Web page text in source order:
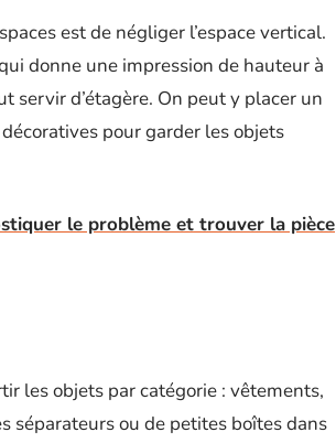
est de négliger l’espace vertical.
donne une impression de hauteur à
servir d’étagère. On peut y placer un
pour garder les objets
le problème et trouver la pièce
les objets par catégorie : vêtements,
séparateurs ou de petites boîtes dans